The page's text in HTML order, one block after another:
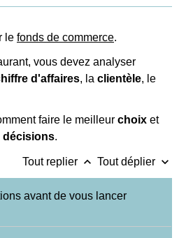
le fonds de commerce.
vous devez analyser
d'affaires, la clientèle, le
faire le meilleur choix et
décisions.
Tout replier keyboard_arrow_up Tout déplier keyboard_arrow_down
avant de vous lancer